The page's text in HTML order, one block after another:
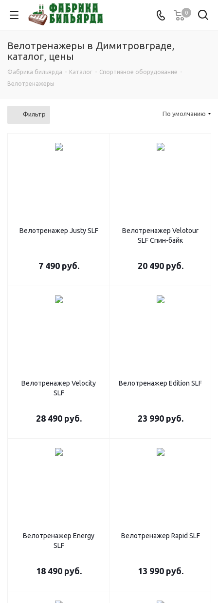
0
Велотренажеры в Димитровграде,
каталог, цены
Фабрика бильярда - Каталог - Спортивное оборудование -
Велотренажеры
Фильтр По умолчанию
Велотренажер Justy SLF
7 490руб.
Велотренажер Velotour
SLF Спин-байк
20 490руб.
Велотренажер Velocity
SLF
28 490руб.
Велотренажер Edition SLF
23 990руб.
Велотренажер Energy
SLF
18 490руб.
Велотренажер Rapid SLF
13 990руб.